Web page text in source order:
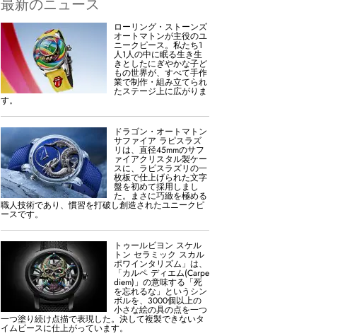
最新のニュース
ローリング・ストーンズ
オートマトンが主役のユ
ニークピース。私たち1
人1人の中に眠る生き生
きとしたにぎやかな子ど
もの世界が、すべて手作
業で制作・組み立てられ
たステージ上に広がりま
す。
ドラゴン・オートマトン
サファイア ラピスラズ
リは、直径45mmのサフ
ァイアクリスタル製ケー
スに、ラピスラズリの一
枚板で仕上げられた文字
盤を初めて採用しまし
た。まさに巧緻を極める
職人技術であり、慣習を打破し創造されたユニークピ
ースです。
トゥールビヨン スケル
トン セラミック スカル
ポワインタリズム」は、
「カルペ ディエム(Carpe
diem)」の意味する「死
を忘れるな」というシン
ボルを、3000個以上の
小さな絵の具の点を一つ
一つ塗り続け点描で表現した。決して複製できないタ
イムピースに仕上がっています。